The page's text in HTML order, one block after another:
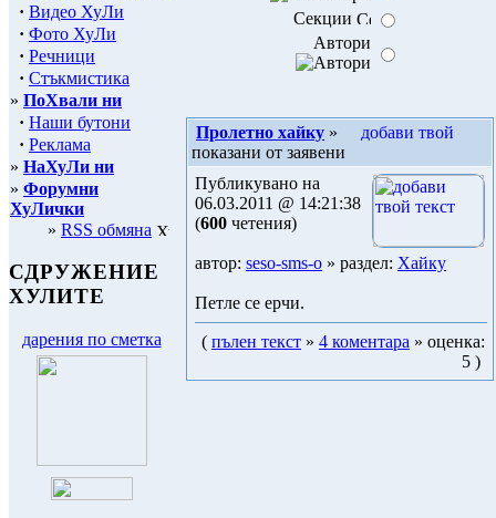
· Видео ХуЛи
· Фото ХуЛи
· Речници
· Стъкмистика
» ПоХвали ни
· Наши бутони
· Реклама
» НаХуЛи ни
» Форумни
ХуЛички
» RSS обмяна
СДРУЖЕНИЕ
ХУЛИТЕ
дарения по сметка
Секции
Автори
Пролетно хайку »
показани от заявени
Публикувано на
06.03.2011 @ 14:21:38
(600 четения)
автор: seso-sms-o » раздел: Хайку
Петле се ерчи.
( пълен текст » 4 коментара » оценка:
5 )